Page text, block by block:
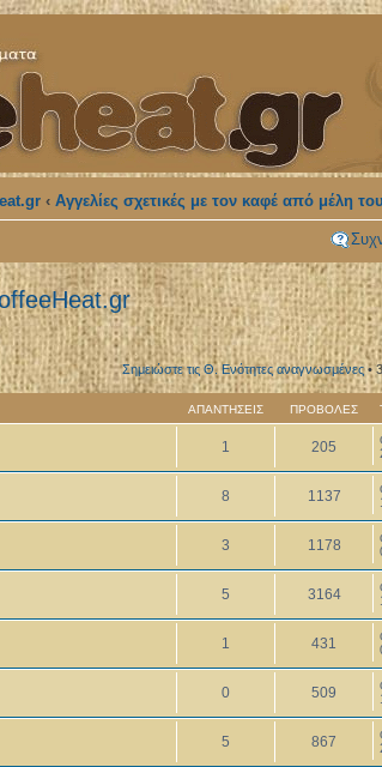
‹ Αγγελίες σχετικές με τον καφέ από μέλη
Σημειώστε τις Θ. Ενότητες αναγνωσμένες•
ΑΠΑΝΤΉΣΕΙΣ ΠΡΟΒΟΛΈΣ
1 205
8 1137
3 1178
5 3164
1 431
0 509
5 867